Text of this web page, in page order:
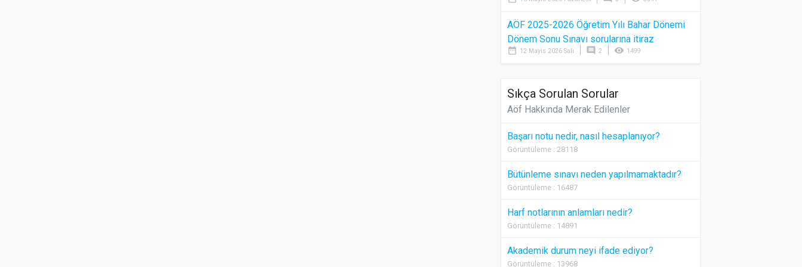
AÖF 2025-2026 Öğretim Yılı Bahar Dönemi
Dönem Sonu Sınavı sorularına itiraz
date_range 12 Mayıs 2026 Salı comment 2 visibility 1499
Sıkça Sorulan Sorular
Aöf Hakkında Merak Edilenler
Başarı notu nedir, nasıl hesaplanıyor?
Görüntüleme : 28118
Bütünleme sınavı neden yapılmamaktadır?
Görüntüleme : 16487
Harf notlarının anlamları nedir?
Görüntüleme : 14891
Akademik durum neyi ifade ediyor?
Görüntüleme : 13968